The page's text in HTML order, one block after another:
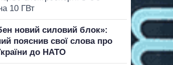
10 ГВт
новий силовий блок»:
пояснив свої слова про
до НАТО